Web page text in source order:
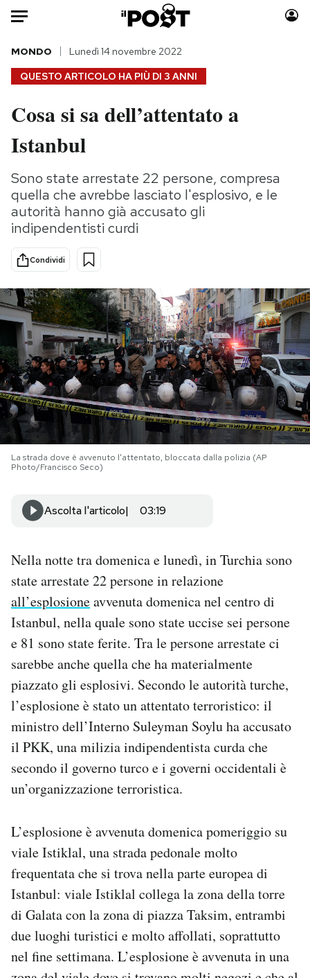
Auto
HOME
Italia
Politica
Tecnologia
Internet
Scienza
Cultura
Economia
Moda
Storie/Idee
Ok Boomer!
Media
PODCAST
NEWSLETTER
I MIEI PREFERITI
SHOP
CALENDARIO
AREA PERSONALE
Area Personale
Notifiche mobile
Regala il Post
Hai bisogno di aiuto?
Esci
QUESTO ARTICOLO HA PIÙ DI 3 ANNI
MONDO Lunedì 14 novembre 2022
Cosa si sa dell’attentato a
Istanbul
Sono state arrestate 22 persone, compresa
quella che avrebbe lasciato l'esplosivo, e le
autorità hanno già accusato gli
indipendentisti curdi
Condividi
La strada dove è avvenuto l'attentato, bloccata dalla polizia (AP
Photo/Francisco Seco)
Ascolta l'articolo 03:19
Nella notte tra domenica e lunedì, in Turchia sono
state arrestate 22 persone in relazione
all’esplosioneavvenuta domenica nel centro di
Istanbul, nella quale sono state uccise sei persone
e 81 sono state ferite. Tra le persone arrestate ci
sarebbe anche quella che ha materialmente
piazzato gli esplosivi. Secondo le autorità turche,
l’esplosione è stato un attentato terroristico: il
ministro dell’Interno Suleyman Soylu ha accusato
il PKK, una milizia indipendentista curda che
secondo il governo turco e i governi occidentali è
un’organizzazione terroristica.
L’esplosione è avvenuta domenica pomeriggio su
viale Istiklal, una strada pedonale molto
frequentata che si trova nella parte europea di
Istanbul: viale Istiklal collega la zona della torre
di Galata con la zona di piazza Taksim, entrambi
due luoghi turistici e molto affollati, soprattutto
nel fine settimana. L’esplosione è avvenuta in una